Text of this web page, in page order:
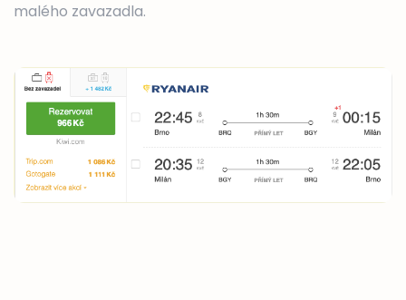
malého zavazadla.